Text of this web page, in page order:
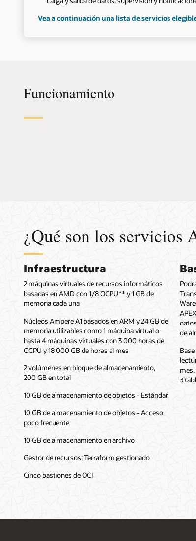
Vea a continuación una lista de servicios
Funcionamiento
¿Qué son los servicios
Infraestructura
2 máquinas virtuales de recursos informáticos
basadas en AMD con 1/8 OCPU** y 1 GB de
memoria cada una
Núcleos Ampere A1 basados en ARM y 24 GB de
memoria utilizables como 1 máquina virtual o
hasta 4 máquinas virtuales con 3 000 horas de
OCPU y 18 000 GB de horas al mes
2 volúmenes en bloque de almacenamiento,
200 GB en total
10 GB de almacenamiento de objetos - Estándar
10 GB de almacenamiento de objetos - Acceso
poco frecuente
10 GB de almacenamiento en archivo
Gestor de recursos: Terraform gestionado
Cinco bastiones de OCI
de
3